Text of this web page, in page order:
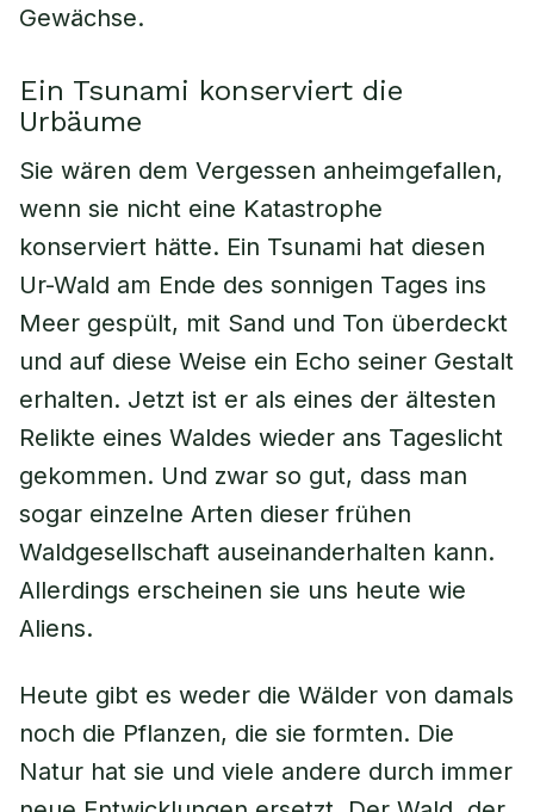
Gewächse.
Ein Tsunami konserviert die
Urbäume
Sie wären dem Vergessen anheimgefallen,
wenn sie nicht eine Katastrophe
konserviert hätte. Ein Tsunami hat diesen
Ur-Wald am Ende des sonnigen Tages ins
Meer gespült, mit Sand und Ton überdeckt
und auf diese Weise ein Echo seiner Gestalt
erhalten. Jetzt ist er als eines der ältesten
Relikte eines Waldes wieder ans Tageslicht
gekommen. Und zwar so gut, dass man
sogar einzelne Arten dieser frühen
Waldgesellschaft auseinanderhalten kann.
Allerdings erscheinen sie uns heute wie
Aliens.
Heute gibt es weder die Wälder von damals
noch die Pflanzen, die sie formten. Die
Natur hat sie und viele andere durch immer